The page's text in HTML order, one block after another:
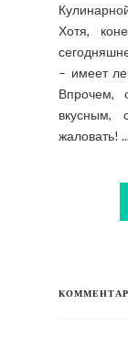
Хотя,
– имеет
Впрочем,
вкусным,
жаловать!